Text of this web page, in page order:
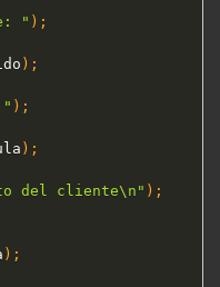
" ) ;
) ;
" ) ;
) ;
del cliente\n" ) ;
) ;